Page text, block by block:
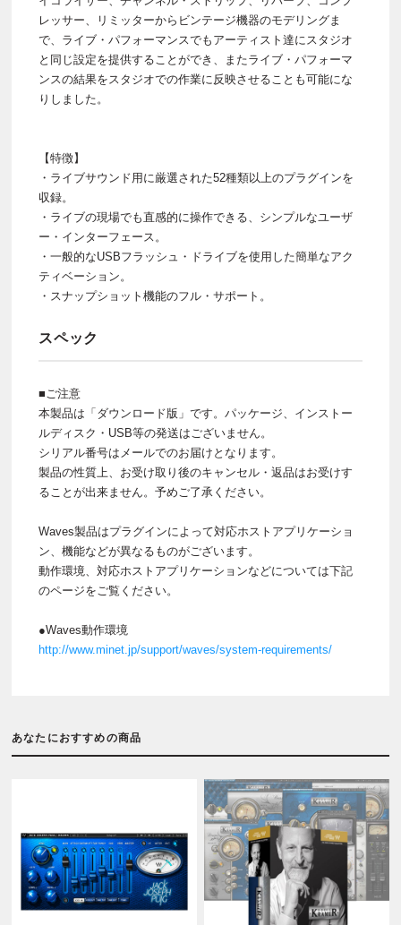
レッサー、リミッターからビンテージ機器のモデリングま
で、ライブ・パフォーマンスでもアーティスト達にスタジオ
と同じ設定を提供することができ、またライブ・パフォーマ
ンスの結果をスタジオでの作業に反映させることも可能にな
りしました。
【特徴】
・ライブサウンド用に厳選された52種類以上のプラグインを
収録。
・ライブの現場でも直感的に操作できる、シンプルなユーザ
ー・インターフェース。
・一般的なUSBフラッシュ・ドライブを使用した簡単なアク
ティベーション。
・スナップショット機能のフル・サポート。
スペック
■ご注意
本製品は「ダウンロード版」です。パッケージ、インストー
ルディスク・USB等の発送はございません。
シリアル番号はメールでのお届けとなります。
製品の性質上、お受け取り後のキャンセル・返品はお受けす
ることが出来ません。予めご了承ください。
Waves製品はプラグインによって対応ホストアプリケーショ
ン、機能などが異なるものがございます。
動作環境、対応ホストアプリケーションなどについては下記
のページをご覧ください。
●Waves動作環境
http://www.minet.jp/support/waves/system-requirements/
あなたにおすすめの商品